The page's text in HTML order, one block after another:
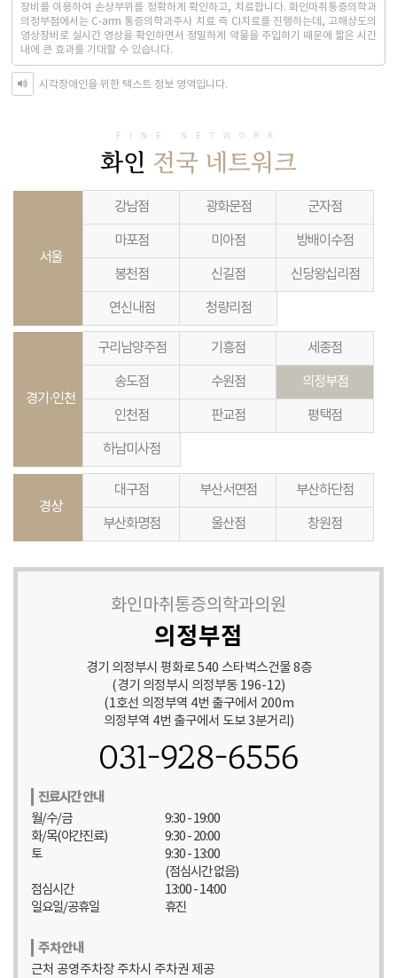
장비를 이용하여 손상부위를 정확하게 확인하고, 치료합니다. 화인마취통증의학과
의정부점에서는 C-arm 통증의학과주사 치료 즉 CI치료를 진행하는데, 고해상도의
영상장비로 실시간 영상을 확인하면서 정밀하게 약물을 주입하기 때문에 짧은 시간
내에 큰 효과를 기대할 수 있습니다.
시각장애인을 위한 텍스트 정보 영역입니다.
FINE NETWORK
화인 전국 네트워크
서울
강남점 광화문점 군자점
마포점 미아점 방배이수점
봉천점 신길점 신당왕십리점
연신내점 청량리점
경기·인천
구리남양주점 기흥점 세종점
송도점 수원점 의정부점
인천점 판교점 평택점
하남미사점
경상
대구점 부산서면점 부산하단점
부산화명점 울산점 창원점
화인마취통증의학과의원
의정부점
경기 의정부시 평화로 540 스타벅스건물 8층
(경기 의정부시 의정부동 196-12)
(1호선 의정부역 4번 출구에서 200m
의정부역 4번 출구에서 도보 3분거리)
031-928-6556
진료시간 안내
월/수/금
화/목(야간진료)
토
점심시간
일요일/공휴일
9:30 - 19:00
9:30 - 20:00
9:30 - 13:00
(점심시간 없음)
13:00 - 14:00
휴진
주차안내
근처 공영주차장 주차시 주차권 제공